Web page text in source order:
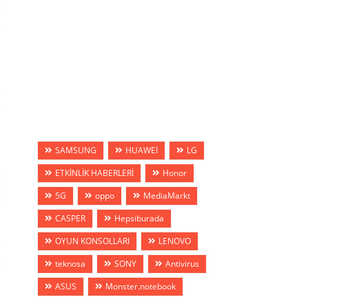
SAMSUNG HUAWEİ
LG
ETKİNLİK HABERLERİ
Honor
5G
oppo
MediaMarkt
CASPER
Hepsiburada
OYUN KONSOLLARI
LENOVO
teknosa
SONY
Antivirus
ASUS
Monster.notebook